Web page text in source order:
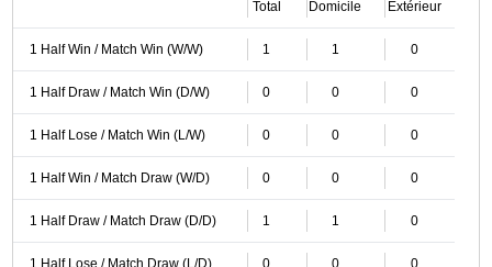
Total Domicile Extérieur
1 Half Win / Match Win (W/W) 1 1 0
1 Half Draw / Match Win (D/W) 0 0 0
1 Half Lose / Match Win (L/W) 0 0 0
1 Half Win / Match Draw (W/D) 0 0 0
1 Half Draw / Match Draw (D/D) 1 1 0
1 Half Lose / Match Draw (L/D) 0 0 0